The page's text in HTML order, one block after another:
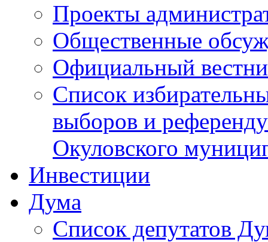
Проекты
Общественные
Официальный
Список
выборов и
Окуловского
Инвестиции
Дума
Список депутатов